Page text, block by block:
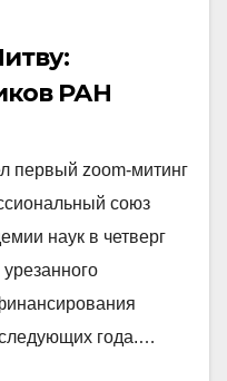
РАН
первый zoom-митинг
союз
наук в четверг
следующих года.…